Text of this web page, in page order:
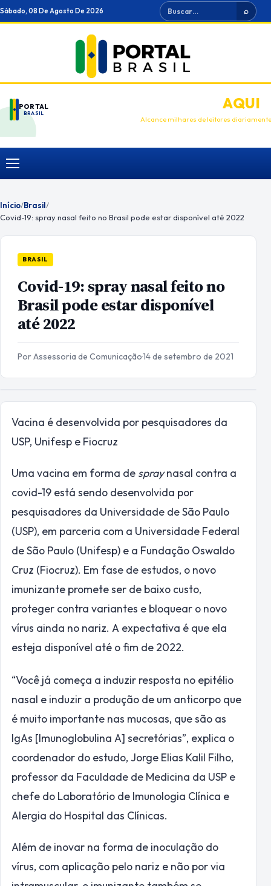
Ir
para
Sábado, 08 De Agosto De 2026 Buscar ⌕
PORTAL
BRASIL
ANUNCIEAQUI
Alcance milhares de leitores diariamente
Menu
Início/Brasil/
Covid-19: spray nasal feito no Brasil pode estar disponível até 2022
BRASIL
Covid-19: spray nasal feito no
Brasil pode estar disponível
até 2022
Por Assessoria de Comunicação·14 de setembro de 2021
Vacina é desenvolvida por pesquisadores da
USP, Unifesp e Fiocruz
Uma vacina em forma de spraynasal contra a
covid-19 está sendo desenvolvida por
pesquisadores da Universidade de São Paulo
(USP), em parceria com a Universidade Federal
de São Paulo (Unifesp) e a Fundação Oswaldo
Cruz (Fiocruz). Em fase de estudos, o novo
imunizante promete ser de baixo custo,
proteger contra variantes e bloquear o novo
vírus ainda no nariz. A expectativa é que ela
esteja disponível até o fim de 2022.
“Você já começa a induzir resposta no epitélio
nasal e induzir a produção de um anticorpo que
é muito importante nas mucosas, que são as
IgAs [Imunoglobulina A] secretórias”, explica o
coordenador do estudo, Jorge Elias Kalil Filho,
professor da Faculdade de Medicina da USP e
chefe do Laboratório de Imunologia Clínica e
Alergia do Hospital das Clínicas.
Além de inovar na forma de inoculação do
vírus, com aplicação pelo nariz e não por via